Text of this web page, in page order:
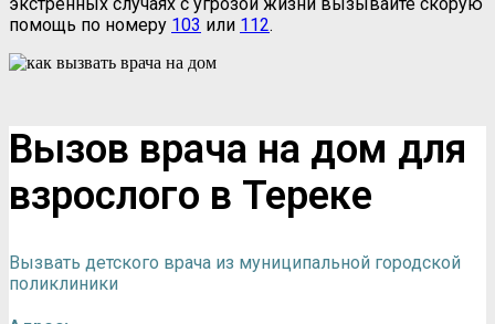
помощь по номеру 103 или 112.
Вызов врача на дом для
взрослого в Тереке
Вызвать детского врача из муниципальной городской
поликлиники